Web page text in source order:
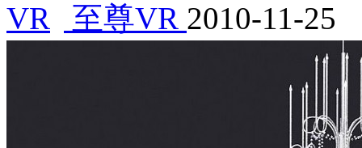
至尊VR 2010-11-25